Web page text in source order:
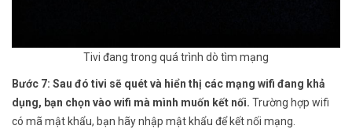
Tivi đang trong quá trình dò tìm mạng
Bước 7: Sau đó tivi sẽ quét và hiển thị các mạng wifi đang khả
dụng, bạn chọn vào wifi mà mình muốn kết nối. Trường hợp wifi
có mã mật khẩu, bạn hãy nhập mật khẩu để kết nối mạng.